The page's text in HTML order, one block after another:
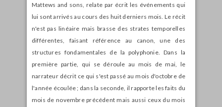
Mattews and sons, relate par écrit les événements qui
lui sont arrivés au cours des huit derniers mois. Le récit
n'est pas linéaire mais brasse des strates temporelles
différentes, faisant référence au canon, une des
structures fondamentales de la polyphonie. Dans la
première partie, qui se déroule au mois de mai, le
narrateur décrit ce qui s'est passé au mois d'octobre de
l'année écoulée ; dans la seconde, il rapporte les faits du
mois de novembre précédent mais aussi ceux du mois